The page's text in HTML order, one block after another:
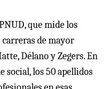
que mide los
carreras de mayor
Délano y Zegers. En
social, los 50 apellidos